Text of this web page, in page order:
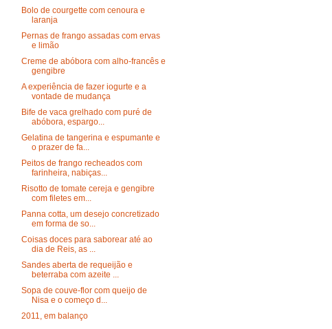
Bolo de courgette com cenoura e
laranja
Pernas de frango assadas com ervas
e limão
Creme de abóbora com alho-francês e
gengibre
A experiência de fazer iogurte e a
vontade de mudança
Bife de vaca grelhado com puré de
abóbora, espargo...
Gelatina de tangerina e espumante e
o prazer de fa...
Peitos de frango recheados com
farinheira, nabiças...
Risotto de tomate cereja e gengibre
com filetes em...
Panna cotta, um desejo concretizado
em forma de so...
Coisas doces para saborear até ao
dia de Reis, as ...
Sandes aberta de requeijão e
beterraba com azeite ...
Sopa de couve-flor com queijo de
Nisa e o começo d...
2011, em balanço